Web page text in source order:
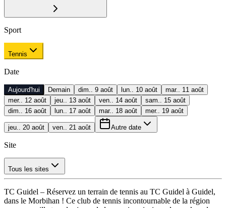
Sport
Tennis
Date
Aujourd'hui Demain dim.. 9 août lun.. 10 août
mar.. 11 août
mer.. 12 août
jeu.. 13 août ven.. 14 août
sam.. 15 août
dim.. 16 août
lun.. 17 août mar.. 18 août mer.. 19 août
jeu.. 20 août ven.. 21 août Autre date
Site
Tous les sites
TC Guidel – Réservez un terrain de tennis au TC Guidel à Guidel,
dans le Morbihan ! Ce club de tennis incontournable de la région